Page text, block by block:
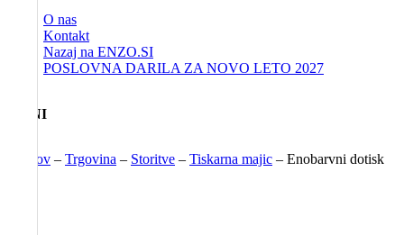
O nas
Kontakt
Nazaj na ENZO.SI
POSLOVNA DARILA ZA NOVO LETO 2027
MENI
Domov – Trgovina – Storitve – Tiskarna majic – Enobarvni dotisk